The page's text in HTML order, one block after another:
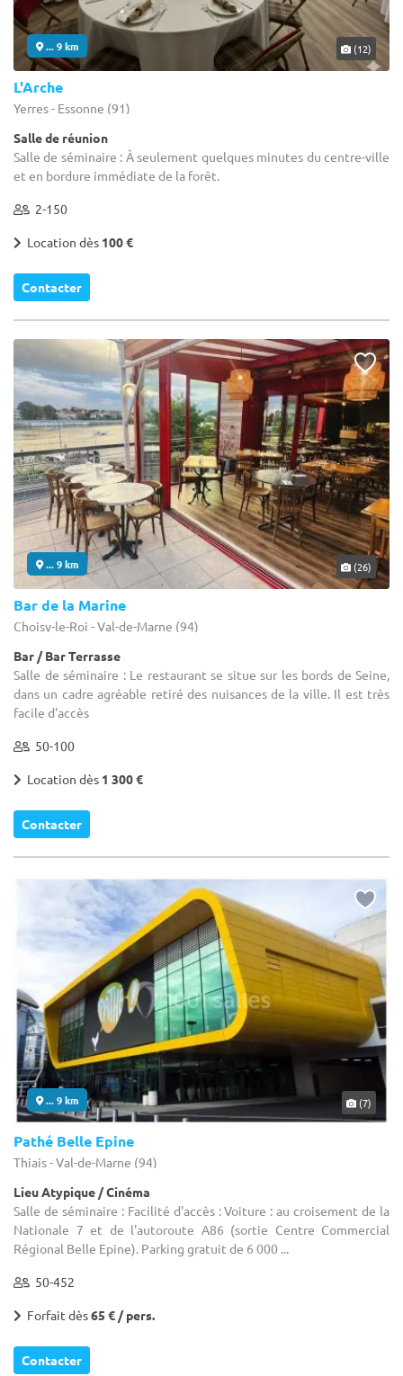
... 9 km (12)
L'Arche
Yerres - Essonne (91)
Salle de réunion
Salle de séminaire : À seulement quelques minutes du centre-ville
et en bordure immédiate de la forêt.
2-150
Location dès 100 €
Contacter
... 9 km (26)
Bar de la Marine
Choisy-le-Roi - Val-de-Marne (94)
Bar / Bar Terrasse
Salle de séminaire : Le restaurant se situe sur les bords de Seine,
dans un cadre agréable retiré des nuisances de la ville. Il est très
facile d'accès
50-100
Location dès 1 300 €
Contacter
... 9 km (7)
Pathé Belle Epine
Thiais - Val-de-Marne (94)
Lieu Atypique / Cinéma
Salle de séminaire : Facilité d'accès : Voiture : au croisement de la
Nationale 7 et de l'autoroute A86 (sortie Centre Commercial
Régional Belle Epine). Parking gratuit de 6 000 ...
50-452
Forfait dès65 € / pers.
Contacter